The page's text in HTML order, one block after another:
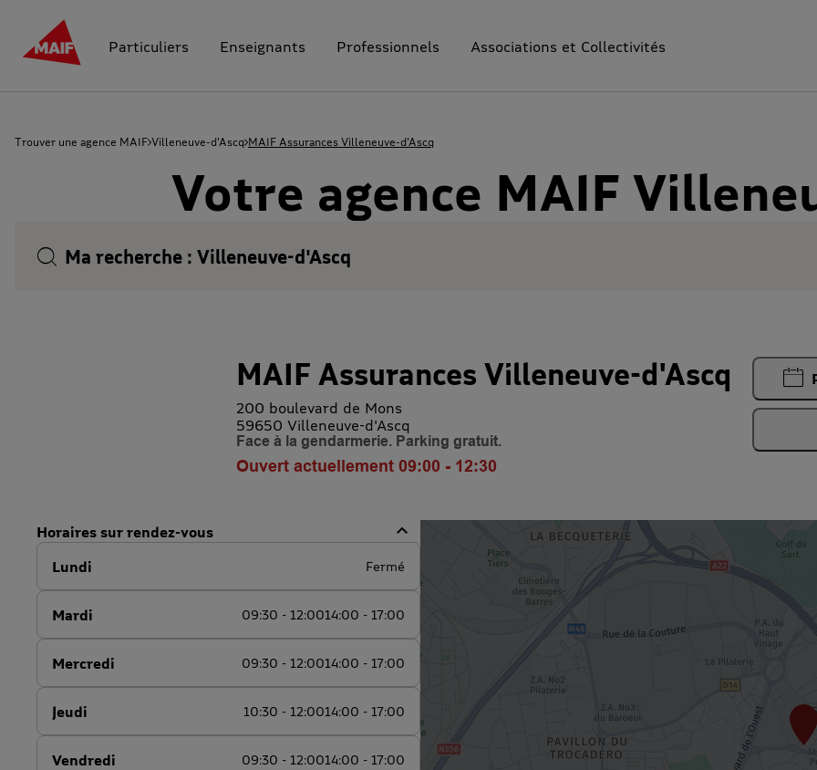
Particuliers Enseignants Professionnels Associations et Collectivités
Trouver une agence MAIF Villeneuve-d'Ascq MAIF Assurances Villeneuve-d'Ascq
Votre agence MAIF
Ma recherche : Villeneuve-d'Ascq
MAIF Assurances Villeneuve-d'Ascq
200 boulevard de Mons
59650 Villeneuve-d'Ascq
Face à la gendarmerie. Parking gratuit.
Ouvert actuellement 09:00 - 12:30
Horaires sur rendez-vous
Lundi Fermé
Mardi 09:30 - 12:0014:00 - 17:00
Mercredi 09:30 - 12:0014:00 - 17:00
Jeudi 10:30 - 12:0014:00 - 17:00
Vendredi 09:30 - 12:0014:00 - 17:00